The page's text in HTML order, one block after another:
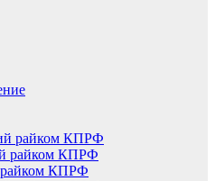
райком КПРФ
райком КПРФ
КПРФ